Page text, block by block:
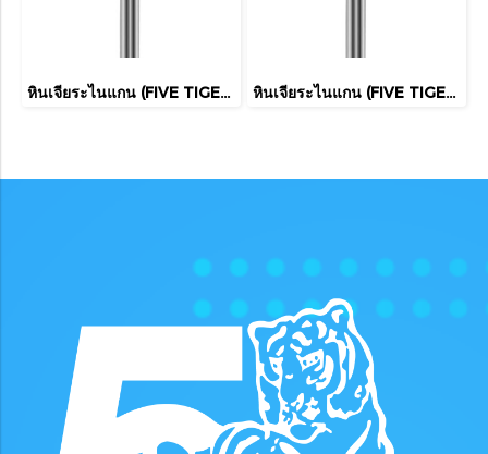
หินเจียระไนแกน (FIVE TIGER) หินเจียระไนแกน (FIVE TIGER)